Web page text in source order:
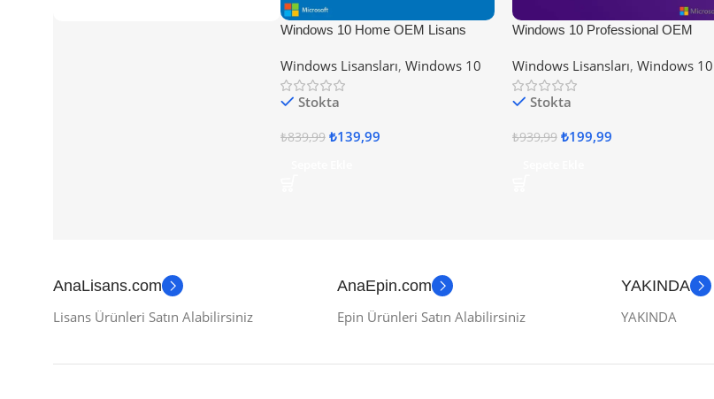
Windows 10 Home OEM Lisans
Windows Lisansları, Windows 10
Stokta
₺839,99 ₺139,99
Windows 10 Professional OEM
Windows Lisansları, Windows 10
Stokta
₺939,99 ₺199,99
AnaLisans.com
Lisans Ürünleri Satın Alabilirsiniz
AnaEpin.com
Epin Ürünleri Satın Alabilirsiniz
YAKINDA
YAKINDA